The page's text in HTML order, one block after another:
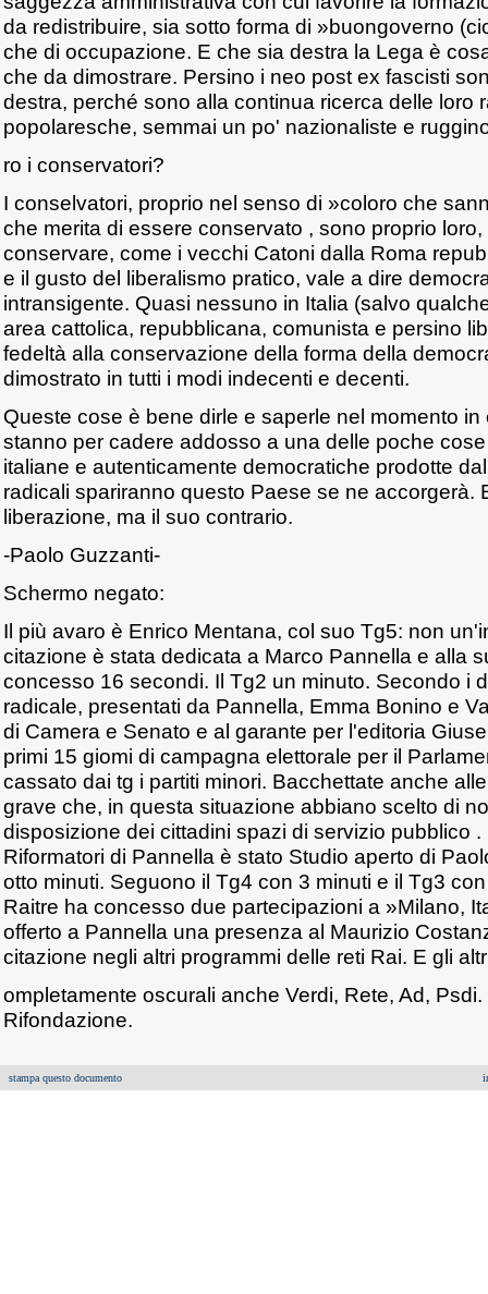
da redistribuire, sia sotto forma di »buongoverno
che di occupazione. E che sia destra la Lega è
che da dimostrare. Persino i neo post ex fascisti
destra, perché sono alla continua ricerca delle loro
popolaresche, semmai un po' nazionaliste e
ro i conservatori?
I conselvatori, proprio nel senso di »coloro che
che merita di essere conservato , sono proprio
conservare, come i vecchi Catoni dalla Roma
e il gusto del liberalismo pratico, vale a dire
intransigente. Quasi nessuno in Italia (salvo
area cattolica, repubblicana, comunista e persino
fedeltà alla conservazione della forma della
dimostrato in tutti i modi indecenti e decenti.
Queste cose è bene dirle e saperle nel momento
stanno per cadere addosso a una delle poche
italiane e autenticamente democratiche prodotte
radicali spariranno questo Paese se ne accorgerà.
liberazione, ma il suo contrario.
-Paolo Guzzanti-
Schermo negato:
Il più avaro è Enrico Mentana, col suo Tg5: non
citazione è stata dedicata a Marco Pannella e alla
concesso 16 secondi. Il Tg2 un minuto. Secondo i
radicale, presentati da Pannella, Emma Bonino e
di Camera e Senato e al garante per l'editoria
primi 15 giomi di campagna elettorale per il
cassato dai tg i partiti minori. Bacchettate anche
grave che, in questa situazione abbiano scelto di
disposizione dei cittadini spazi di servizio pubblico
Riformatori di Pannella è stato Studio aperto di
otto minuti. Seguono il Tg4 con 3 minuti e il Tg3
Raitre ha concesso due partecipazioni a »Milano,
offerto a Pannella una presenza al Maurizio
citazione negli altri programmi delle reti Rai. E gli
ompletamente oscurali anche Verdi, Rete, Ad,
Rifondazione.
stampa questo documento